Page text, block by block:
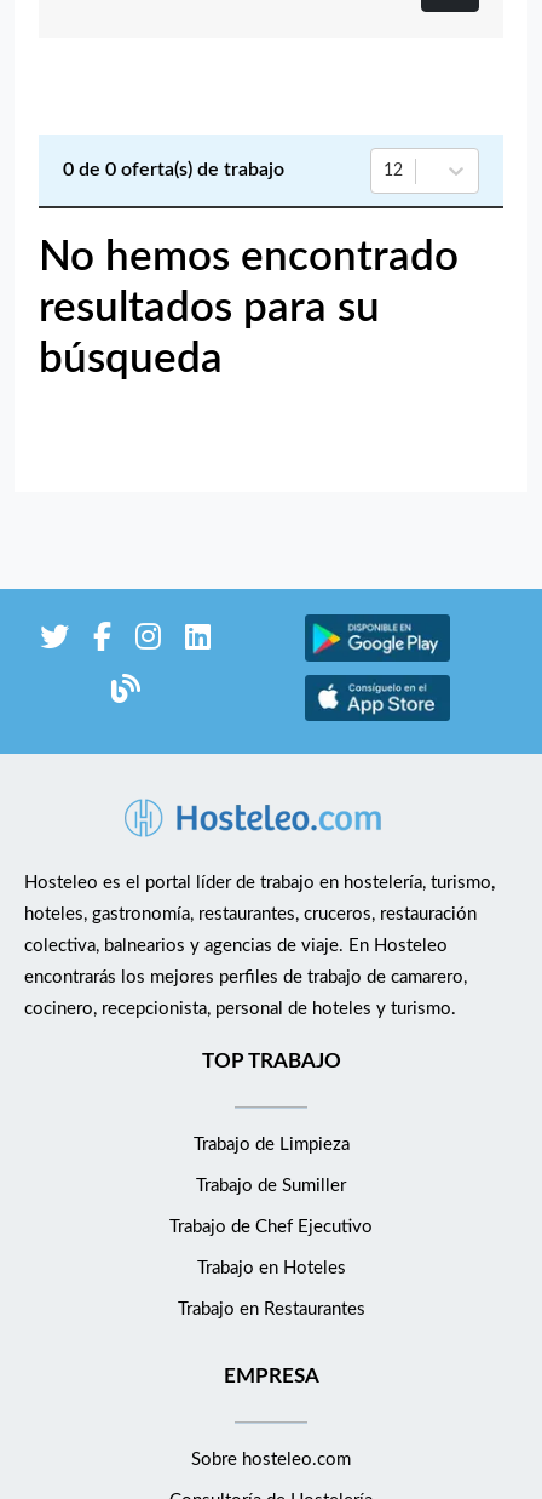
0 de 0 oferta(s) de trabajo 12
No hemos encontrado
resultados para su
búsqueda
Hosteleo es el portal líder de trabajo en hostelería, turismo,
hoteles, gastronomía, restaurantes, cruceros, restauración
colectiva, balnearios y agencias de viaje. En Hosteleo
encontrarás los mejores perfiles de trabajo de camarero,
cocinero, recepcionista, personal de hoteles y turismo.
TOP TRABAJO
Trabajo de Limpieza
Trabajo de Sumiller
Trabajo de Chef Ejecutivo
Trabajo en Hoteles
Trabajo en Restaurantes
EMPRESA
Sobre hosteleo.com